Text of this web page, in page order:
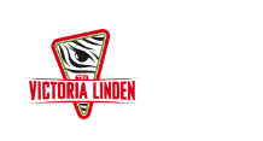
Inhalt
springen